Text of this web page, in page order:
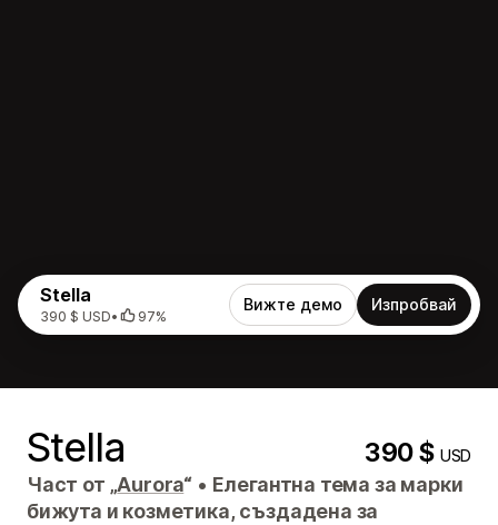
Stella
390 $ USD• 97%
Вижте демо Изпробвай
Stella 390 $USD
Част от „Aurora“ • Елегантна тема за марки
бижута и козметика, създадена за